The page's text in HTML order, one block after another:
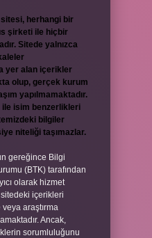
herhangi bir
şirketi ile hiçbir
Sitede yalnızca
yer alan içerikler
olup, gerçek kurum
yapılmamaktadır.
isim benzerlikleri
bilgiler
niteliği taşımazlar.
gereğince Bilgi
(BTK) tarafından
olarak hizmet
içerikleri
araştırma
Ancak,
sorumluluğunu